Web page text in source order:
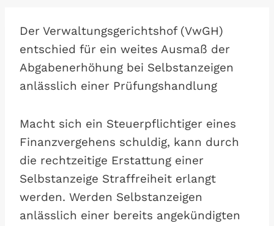
Der Verwaltungsgerichtshof (VwGH)
entschied für ein weites Ausmaß der
Abgabenerhöhung bei Selbstanzeigen
anlässlich einer Prüfungshandlung
Macht sich ein Steuerpflichtiger eines
Finanzvergehens schuldig, kann durch
die rechtzeitige Erstattung einer
Selbstanzeige Straffreiheit erlangt
werden. Werden Selbstanzeigen
anlässlich einer bereits angekündigten